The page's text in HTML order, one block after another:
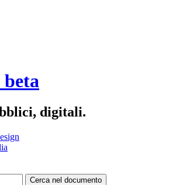
beta
digitali.
Cerca nel documento